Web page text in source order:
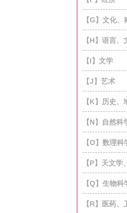
【G】文化
【H】语言、
【I】文学
【J】艺术
【K】历史、
【N】自然科
【O】数理
【P】天文学
【Q】生物科
【R】医药、